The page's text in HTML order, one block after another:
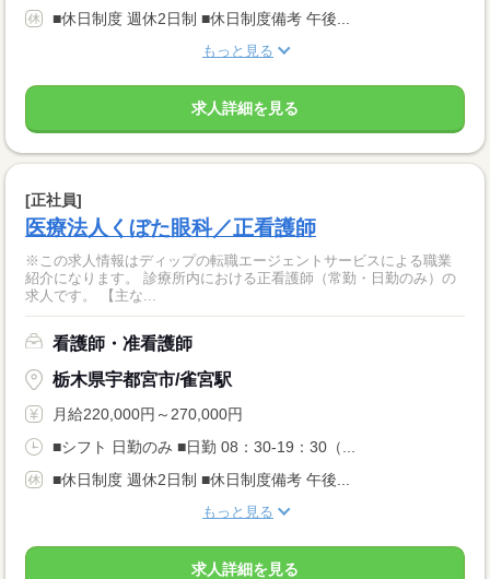
■休日制度 週休2日制 ■休日制度備考 午後...
もっと見る
求人詳細を見る
[正社員]
医療法人くぼた眼科／正看護師
※この求人情報はディップの転職エージェントサービスによる職業
紹介になります。 診療所内における正看護師（常勤・日勤のみ）の
求人です。 【主な...
看護師・准看護師
栃木県宇都宮市/雀宮駅
月給220,000円～270,000円
■シフト 日勤のみ ■日勤 08：30-19：30（...
■休日制度 週休2日制 ■休日制度備考 午後...
もっと見る
求人詳細を見る